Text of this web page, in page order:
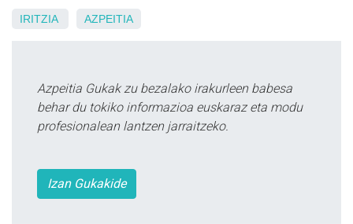
IRITZIA AZPEITIA
Azpeitia Gukak zu bezalako irakurleen babesa
behar du tokiko informazioa euskaraz eta modu
profesionalean lantzen jarraitzeko.
Izan Gukakide